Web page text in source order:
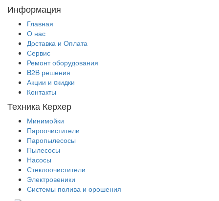
Информация
Главная
О нас
Доставка и Оплата
Сервис
Ремонт оборудования
B2B решения
Акции и cкидки
Контакты
Техника Керхер
Минимойки
Пароочистители
Паропылесосы
Пылесосы
Насосы
Стеклоочистители
Электровеники
Системы полива и орошения